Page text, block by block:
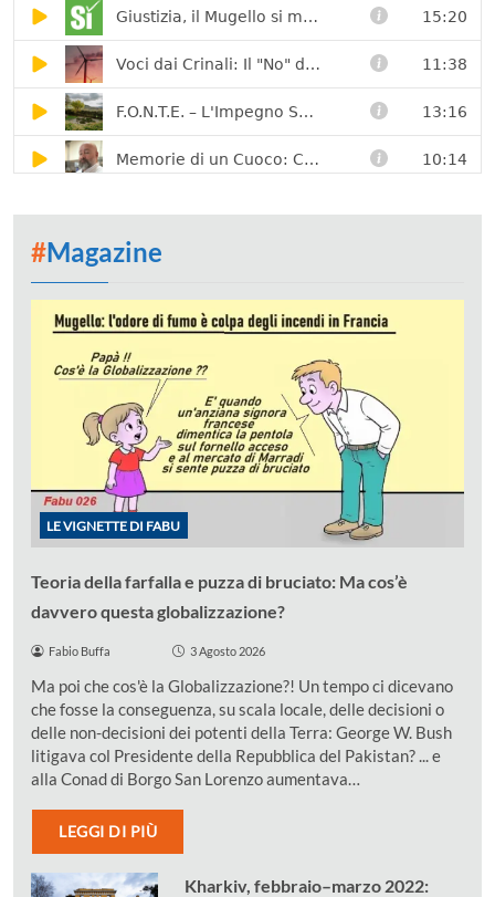
#Magazine
LE VIGNETTE DI FABU
Teoria della farfalla e puzza di bruciato: Ma cos’è
davvero questa globalizzazione?
Fabio Buffa 3 Agosto 2026
Ma poi che cos'è la Globalizzazione?! Un tempo ci dicevano
che fosse la conseguenza, su scala locale, delle decisioni o
delle non-decisioni dei potenti della Terra: George W. Bush
litigava col Presidente della Repubblica del Pakistan? ... e
alla Conad di Borgo San Lorenzo aumentava…
LEGGI DI PIÙ
Kharkiv, febbraio–marzo 2022: